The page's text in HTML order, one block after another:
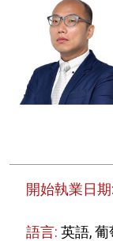
開始執業日期:
語言:英語,